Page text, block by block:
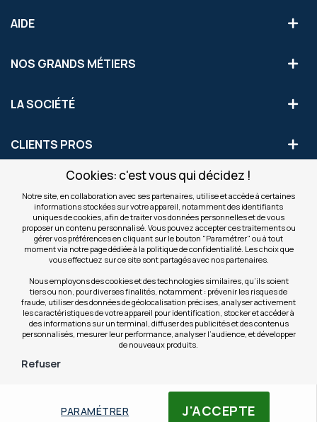
J'ACCEPTE
PARAMÉTRER
Cookies: c'est vous qui décidez !
Notre site, en collaboration avec ses partenaires, utilise et accède à certaines
informations stockées sur votre appareil, notamment des identifiants
uniques de cookies, afin de traiter vos données personnelles et de vous
proposer un contenu personnalisé. Vous pouvez accepter ces traitements ou
gérer vos préférences en cliquant sur le bouton "Paramétrer" ou à tout
moment via notre page dédiée à la politique de confidentialité. Les choix que
vous effectuez sur ce site sont partagés avec nos partenaires.
Nous employons des cookies et des technologies similaires, qu’ils soient
tiers ou non, pour diverses finalités, notamment : prévenir les risques de
fraude, utiliser des données de géolocalisation précises, analyser activement
les caractéristiques de votre appareil pour identification, stocker et accéder à
des informations sur un terminal, diffuser des publicités et des contenus
personnalisés, mesurer leur performance, analyser l’audience, et développer
de nouveaux produits.
Refuser
AIDE
NOS GRANDS MÉTIERS
LA SOCIÉTÉ
CLIENTS PROS
S'INSCRIRE AUX OFFRES COMMERCIALES
Inscription
notre
newsletter
Valider
NOS SITES
© Copyright OfficeEasy 2026